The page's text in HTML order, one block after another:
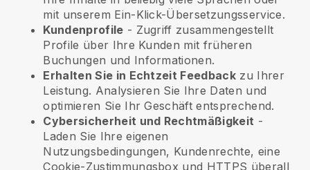
mit unserem Ein-Klick-Übersetzungsservice.
Kundenprofile - Zugriff zusammengestellt
Profile über Ihre Kunden mit früheren
Buchungen und Informationen.
Erhalten Sie in Echtzeit Feedbackzu Ihrer
Leistung. Analysieren Sie Ihre Daten und
optimieren Sie Ihr Geschäft entsprechend.
Cybersicherheit und Rechtmäßigkeit -
Laden Sie Ihre eigenen
Nutzungsbedingungen, Kundenrechte, eine
Cookie-Zustimmungsbox und HTTPS überall